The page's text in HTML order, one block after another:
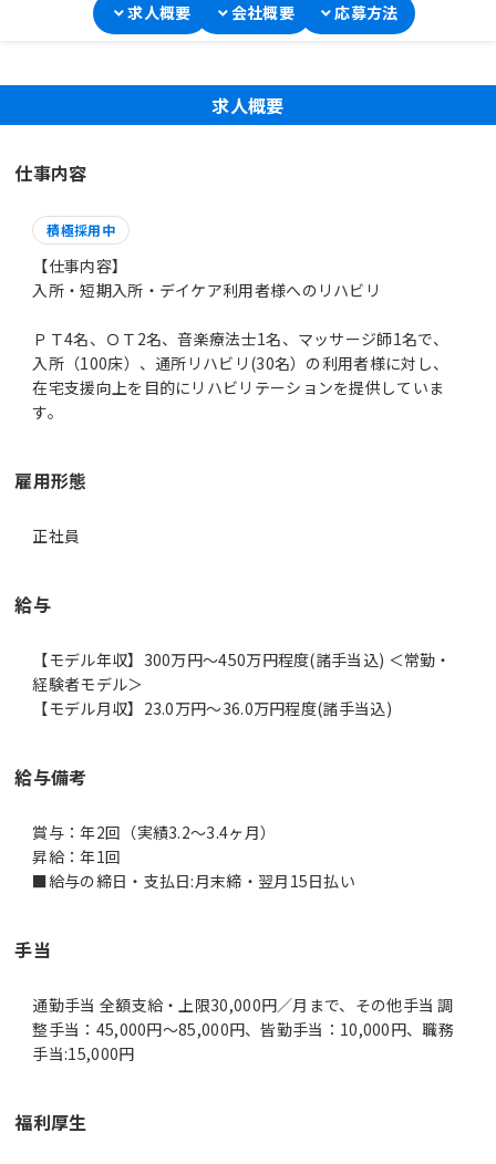
求人概要 会社概要 応募方法
求人概要
仕事内容
積極採用中
【仕事内容】
入所・短期入所・デイケア利用者様へのリハビリ
ＰＴ4名、ＯＴ2名、音楽療法士1名、マッサージ師1名で、
入所（100床）、通所リハビリ(30名）の利用者様に対し、
在宅支援向上を目的にリハビリテーションを提供していま
す。
雇用形態
正社員
給与
【モデル年収】300万円〜450万円程度(諸手当込) ＜常勤・
経験者モデル＞
【モデル月収】23.0万円〜36.0万円程度(諸手当込)
給与備考
賞与：年2回（実績3.2～3.4ヶ月）
昇給：年1回
手当
通勤手当 全額支給・上限30,000円／月まで、その他手当 調
整手当：45,000円～85,000円、皆勤手当：10,000円、職務
手当:15,000円
福利厚生